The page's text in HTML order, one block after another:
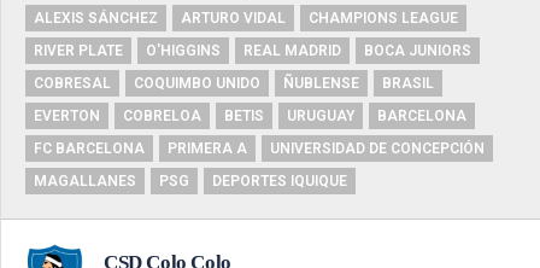
ALEXIS SÁNCHEZ
ARTURO VIDAL
CHAMPIONS LEAGUE
RIVER PLATE
O'HIGGINS REAL MADRID
BOCA JUNIORS
COBRESAL
COQUIMBO UNIDO ÑUBLENSE
BRASIL
EVERTON
COBRELOA BETIS URUGUAY
BARCELONA
FC BARCELONA
PRIMERA A
UNIVERSIDAD DE CONCEPCIÓN
MAGALLANES
PSG DEPORTES IQUIQUE